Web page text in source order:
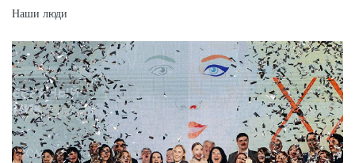
Наши люди